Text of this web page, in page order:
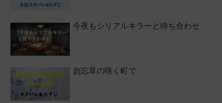
今夜もシリアルキラーと待ち合わせ
勿忘草の咲く町で